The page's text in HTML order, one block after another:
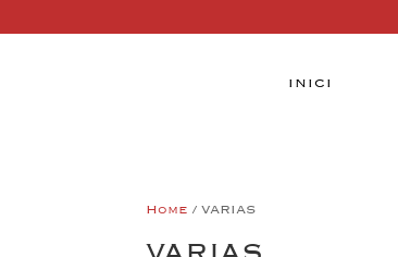
INICI
Home / VARIAS